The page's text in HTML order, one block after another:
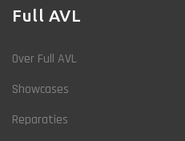
Full AVL
Over Full AVL
Showcases
Reparaties